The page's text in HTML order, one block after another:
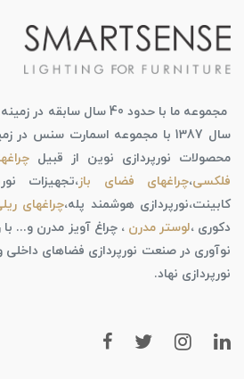
مجموعه ما با حدود 40 سال
سال 1387 با مجموعه اسمارت سنس در
محصولات نورپردازی نوین از قبیل
فلکسی،چراغهای فضای باز،تجهیزات
کابینت،نورپردازی هوشمند پله،چراغهای
دکوری ،لوستر مدرن ، چراغ آویز مدرن و... با
نوآوری در صنعت نورپردازی فضاهای
نورپردازی نهاد.